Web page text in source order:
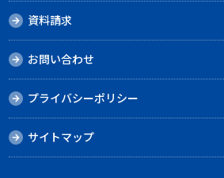
資料請求
お問い合わせ
プライバシーポリシー
サイトマップ